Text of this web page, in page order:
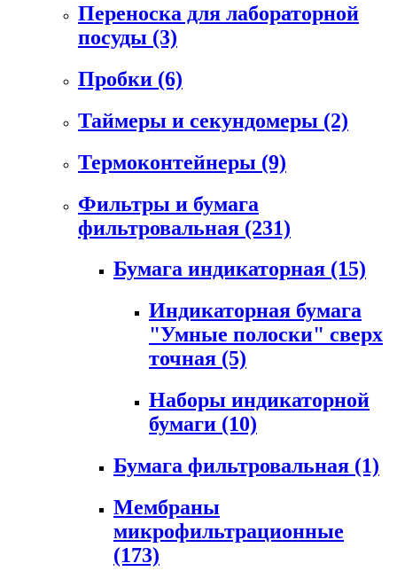
Переноска для лабораторной
посуды (3)
Пробки (6)
Таймеры и секундомеры (2)
Термоконтейнеры (9)
Фильтры и бумага
фильтровальная (231)
Бумага индикаторная (15)
Индикаторная бумага
"Умные полоски" сверх
точная (5)
Наборы индикаторной
бумаги (10)
Бумага фильтровальная (1)
Мембраны
микрофильтрационные
(173)